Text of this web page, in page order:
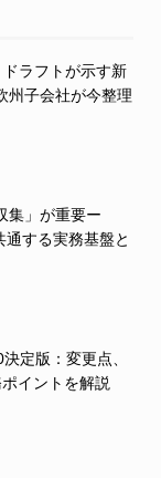
ラフトが示す新
州子会社が今整理
集」が重要ー
通する実務基盤と
定版：変更点、
イントを解説